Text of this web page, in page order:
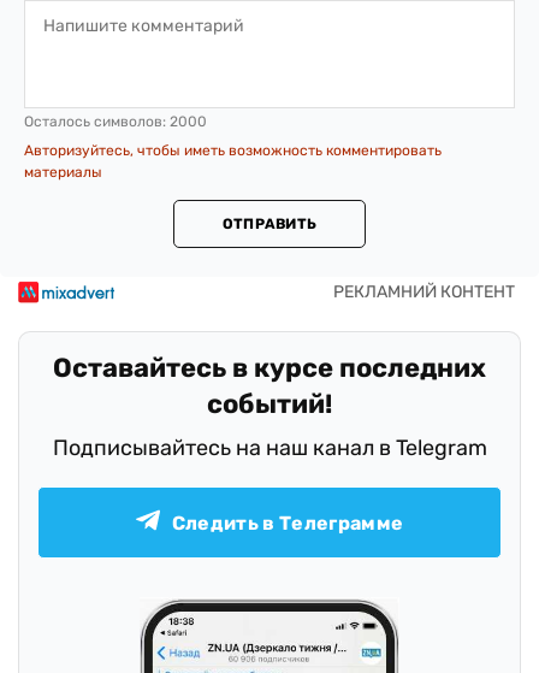
Осталось символов: 2000
Авторизуйтесь, чтобы иметь возможность комментировать
материалы
ОТПРАВИТЬ
Оставайтесь в курсе последних
событий!
Подписывайтесь на наш канал в Telegram
Следить в Телеграмме